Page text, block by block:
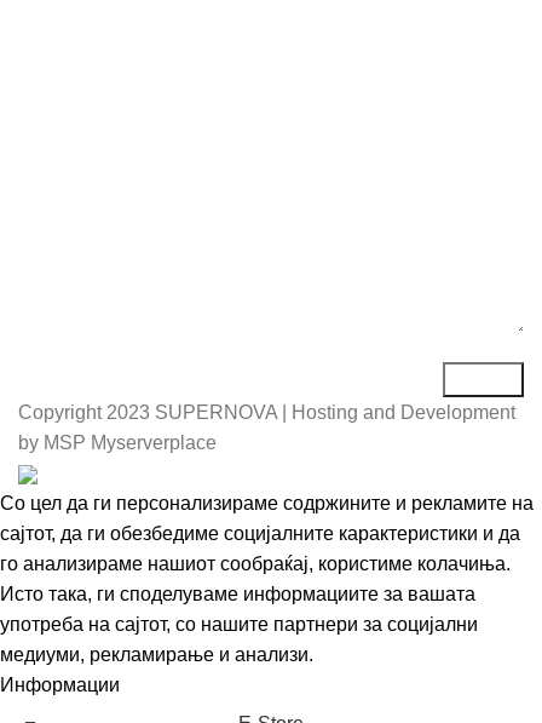
Copyright 2023 SUPERNOVA | Hosting and Development
by MSP Myserverplace
Со цел да ги персонализираме содржините и рекламите на
сајтот, да ги обезбедиме социјалните карактеристики и да
го анализираме нашиот сообраќај, користиме колачиња.
Исто така, ги споделуваме информациите за вашата
употреба на сајтот, со нашите партнери за социјални
медиуми, рекламирање и анализи.
Информации